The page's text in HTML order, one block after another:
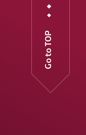
Go to TOP